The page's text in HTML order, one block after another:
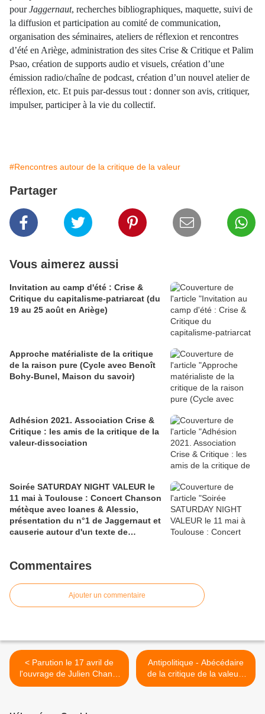
pourJaggernaut, recherches bibliographiques, maquette, suivi de
la diffusion et participation au comité de communication,
organisation des séminaires, ateliers de réflexion et rencontres
d’été en Ariège, administration des sites Crise & Critique et Palim
Psao, création de supports audio et visuels, création d’une
émission radio/chaîne de podcast, création d’un nouvel atelier de
réflexion, etc. Et puis par-dessus tout : donner son avis, critiquer,
impulser, participer à la vie du collectif.
#Rencontres autour de la critique de la valeur
Partager
Vous aimerez aussi
Invitation au camp d'été : Crise &
Critique du capitalisme-patriarcat (du
19 au 25 août en Ariège)
Approche matérialiste de la critique
de la raison pure (Cycle avec Benoît
Bohy-Bunel, Maison du savoir)
Adhésion 2021. Association Crise &
Critique : les amis de la critique de la
valeur-dissociation
Soirée SATURDAY NIGHT VALEUR le
11 mai à Toulouse : Concert Chanson
métèque avec Ioanes & Alessio,
présentation du n°1 de Jaggernaut et
causerie autour d'un texte de
sur "Capitalisme et rapports de
Commentaires
Ajouter un commentaire
< Parution le 17 avril de
l'ouvrage de Julien Chanet
– L’Incendie universel. Le
Antipolitique - Abécédaire
de la critique de la valeur-
dissociation >